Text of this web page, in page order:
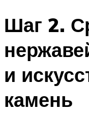
Шаг 2.
и
камень